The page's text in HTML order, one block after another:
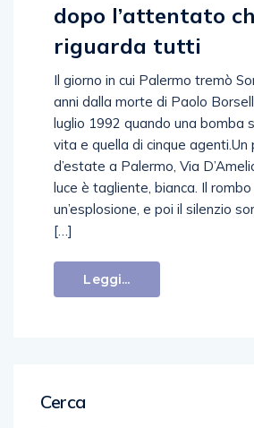
dopo l’attentato
riguarda tutti
Il giorno in cui Palermo tremò
anni dalla morte di Paolo
luglio 1992 quando una bomba
vita e quella di cinque agenti.Un
d’estate a Palermo, Via
luce è tagliente, bianca. Il rombo
un’esplosione, e poi il silenzio
[…]
Leggi...
Cerca